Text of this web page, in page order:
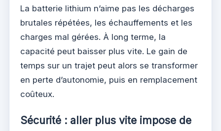
La batterie lithium n’aime pas les décharges
brutales répétées, les échauffements et les
charges mal gérées. À long terme, la
capacité peut baisser plus vite. Le gain de
temps sur un trajet peut alors se transformer
en perte d’autonomie, puis en remplacement
coûteux.
Sécurité : aller plus vite impose de